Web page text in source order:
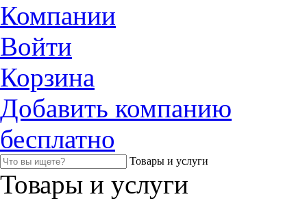
Компании
Войти
Корзина
Добавить компанию
бесплатно
Товары и услуги
Товары и услуги